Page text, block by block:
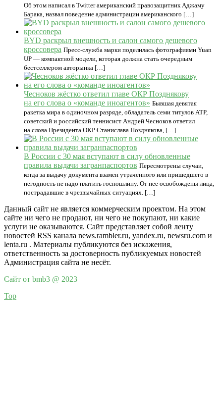
Об этом написал в Twitter американский правозащитник Аджаму
Барака, назвал поведение администрации американского […]
BYD раскрыл внешность и салон самого дешевого
кроссовера Пресс-служба марки поделилась фотографиями Yuan
UP — компактной модели, которая должна стать очередным
бестселлером авторынка […]
Чесноков жёстко ответил главе ОКР Позднякову
на его слова о «команде иноагентов» Бывшая девятая
ракетка мира в одиночном разряде, обладатель семи титулов ATP,
советский и российский теннисист Андрей Чесноков ответил
на слова Президента ОКР Станислава Позднякова, […]
В России с 30 мая вступают в силу обновленные
правила выдачи загранпаспортов Пересмотрены случаи,
когда за выдачу документа взамен утраченного или пришедшего в
негодность не надо платить госпошлину. От нее освобождены лица,
пострадавшие в чрезвычайных ситуациях. […]
Данный сайт не является коммерческим проектом. На этом
сайте ни чего не продают, ни чего не покупают, ни какие
услуги не оказываются. Сайт представляет собой ленту
новостей RSS канала news.rambler.ru, yandex.ru, newsru.com и
lenta.ru . Материалы публикуются без искажения,
ответственность за достоверность публикуемых новостей
Администрация сайта не несёт.
Сайт от bmb3 @ 2023
Top